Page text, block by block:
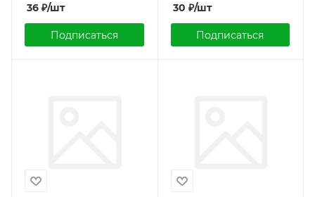
36 ₽/шт
Подписаться
30 ₽/шт
Подписаться